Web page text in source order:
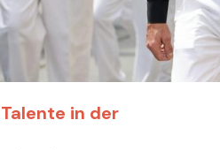
in der